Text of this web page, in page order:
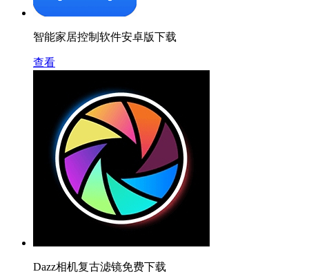
智能家居控制软件安卓版下载
查看
Dazz相机复古滤镜免费下载